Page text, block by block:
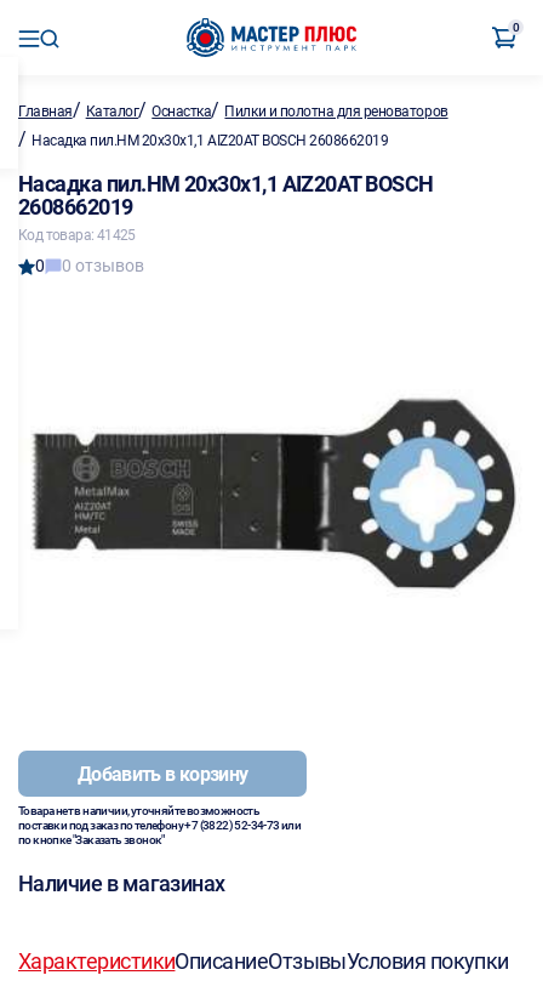
0
Главная/ Каталог/Оснастка/ Пилки и полотна для реноваторов
/ Насадка пил.HM 20х30х1,1 AIZ20AT BOSCH 2608662019
Насадка пил.HM 20х30х1,1 AIZ20AT BOSCH
2608662019
Код товара: 41425
0 0 отзывов
Добавить в корзину
Товара нет в наличии, уточняйте возможность
поставки под заказ по телефону+7 (3822) 52-34-73или
по кнопке "Заказать звонок"
Наличие в магазинах
ХарактеристикиОписаниеОтзывыУсловия покупки